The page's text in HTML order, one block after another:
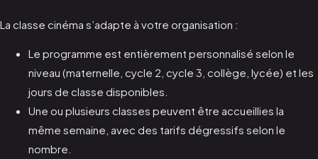
La classe cinéma s’adapte à votre organisation :
Le programme est entièrement personnalisé selon le
niveau (maternelle, cycle 2, cycle 3, collège, lycée) et les
jours de classe disponibles.
Une ou plusieurs classes peuvent être accueillies la
même semaine, avec des tarifs dégressifs selon le
nombre.